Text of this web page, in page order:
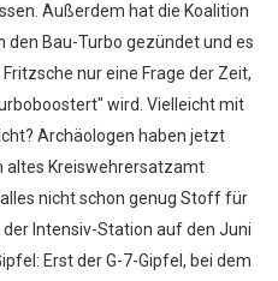
Außerdem hat die Koalition
den Bau-Turbo gezündet und es
nur eine Frage der Zeit,
wird. Vielleicht mit
Archäologen haben jetzt
altes Kreiswehrersatzamt
nicht schon genug Stoff für
Intensiv-Station auf den Juni
Erst der G-7-Gipfel, bei dem